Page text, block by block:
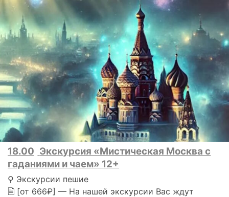
18.00 Экскурсия «Мистическая Москва с
гаданиями и чаем» 12+
⚲ Экскурсии пешие
🗎 [от 666₽] — На нашей экскурсии Вас ждут